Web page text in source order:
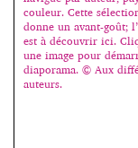
Paris. Une utilisation
radicale de caractères
classiques, remaniés si
nécessaire pour
l’impact recherché.
d’images sur le site […]
couleur. Cette
donne un avant-goût;
est à découvrir ici.
une image pour
diaporama. © Aux
auteurs.